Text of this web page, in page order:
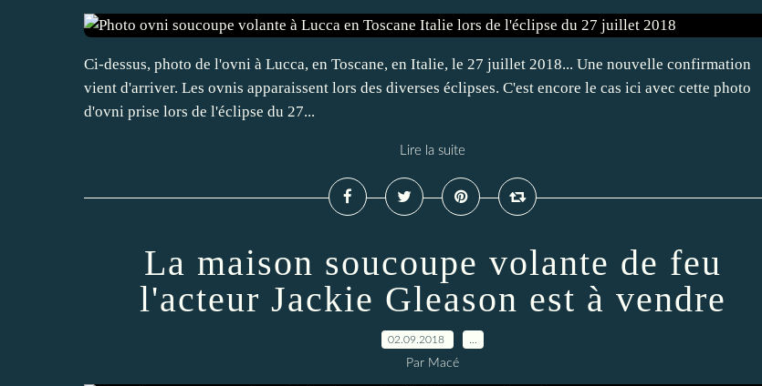
Ci-dessus, photo de l'ovni à Lucca, en Toscane, en Italie, le 27 juillet 2018... Une nouvelle confirmation
vient d'arriver. Les ovnis apparaissent lors des diverses éclipses. C'est encore le cas ici avec cette photo
d'ovni prise lors de l'éclipse du 27...
Lire la suite
La maison soucoupe volante de feu
l'acteur Jackie Gleason est à vendre
02.09.2018
Par Macé